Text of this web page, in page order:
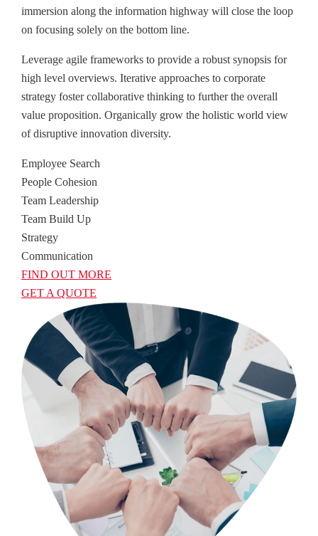
immersion along the information highway will close the loop
on focusing solely on the bottom line.
Leverage agile frameworks to provide a robust synopsis for
high level overviews. Iterative approaches to corporate
strategy foster collaborative thinking to further the overall
value proposition. Organically grow the holistic world view
of disruptive innovation diversity.
Employee Search
People Cohesion
Team Leadership
Team Build Up
Strategy
Communication
FIND OUT MORE
GET A QUOTE